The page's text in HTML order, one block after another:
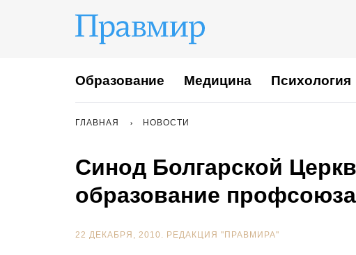
Образование Медицина Психология
ГЛАВНАЯ НОВОСТИ
Синод Болгарской
образование
22 ДЕКАБРЯ, 2010. РЕДАКЦИЯ "ПРАВМИРА"